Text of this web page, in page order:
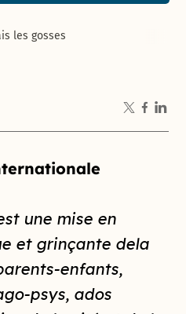
les gosses
la page
une mise en
et grinçante dela
enfants,
psys, ados